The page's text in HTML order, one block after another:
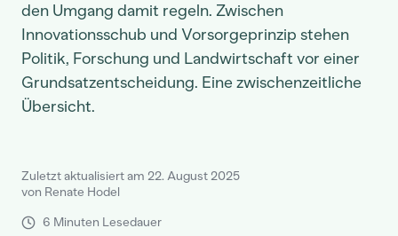
den Umgang damit regeln. Zwischen
Innovationsschub und Vorsorgeprinzip stehen
Politik, Forschung und Landwirtschaft vor einer
Grundsatzentscheidung. Eine zwischenzeitliche
Übersicht.
Zuletzt aktualisiert am 22. August 2025
von Renate Hodel
6 Minuten Lesedauer